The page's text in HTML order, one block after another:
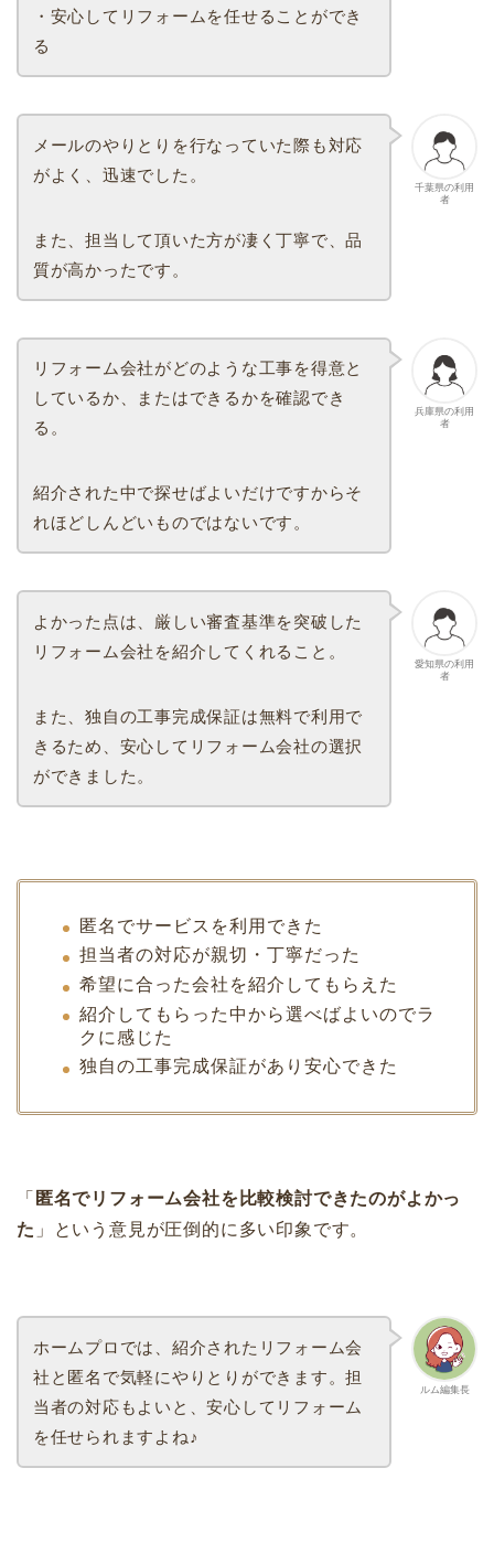
・安心してリフォームを任せることができ
る
千葉県の利用
者
メールのやりとりを行なっていた際も対応
がよく、迅速でした。
また、担当して頂いた方が凄く丁寧で、品
質が高かったです。
兵庫県の利用
者
リフォーム会社がどのような工事を得意と
しているか、またはできるかを確認でき
る。
紹介された中で探せばよいだけですからそ
れほどしんどいものではないです。
愛知県の利用
者
よかった点は、厳しい審査基準を突破した
リフォーム会社を紹介してくれること。
また、独自の工事完成保証は無料で利用で
きるため、安心してリフォーム会社の選択
ができました。
匿名でサービスを利用できた
担当者の対応が親切・丁寧だった
希望に合った会社を紹介してもらえた
紹介してもらった中から選べばよいのでラ
クに感じた
独自の工事完成保証があり安心できた
「 匿名でリフォーム会社を比較検討できたのがよかっ
た 」という意見が圧倒的に多い印象です。
ルム編集長
ホームプロでは、紹介されたリフォーム会
社と匿名で気軽にやりとりができます。担
当者の対応もよいと、安心してリフォーム
を任せられますよね♪